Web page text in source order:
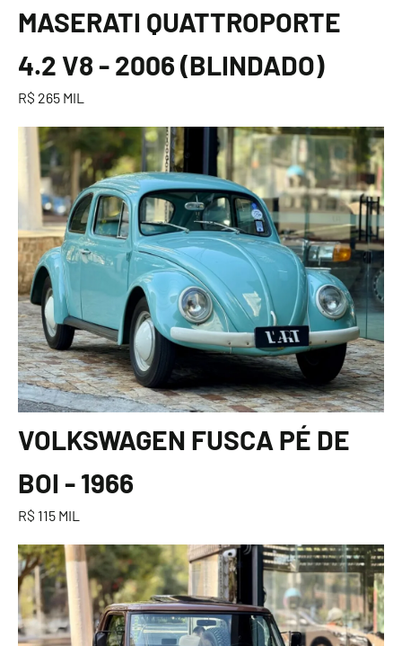
MASERATI QUATTROPORTE
4.2 V8 - 2006 (BLINDADO)
R$ 265 MIL
VOLKSWAGEN FUSCA PÉ DE
BOI - 1966
R$ 115 MIL